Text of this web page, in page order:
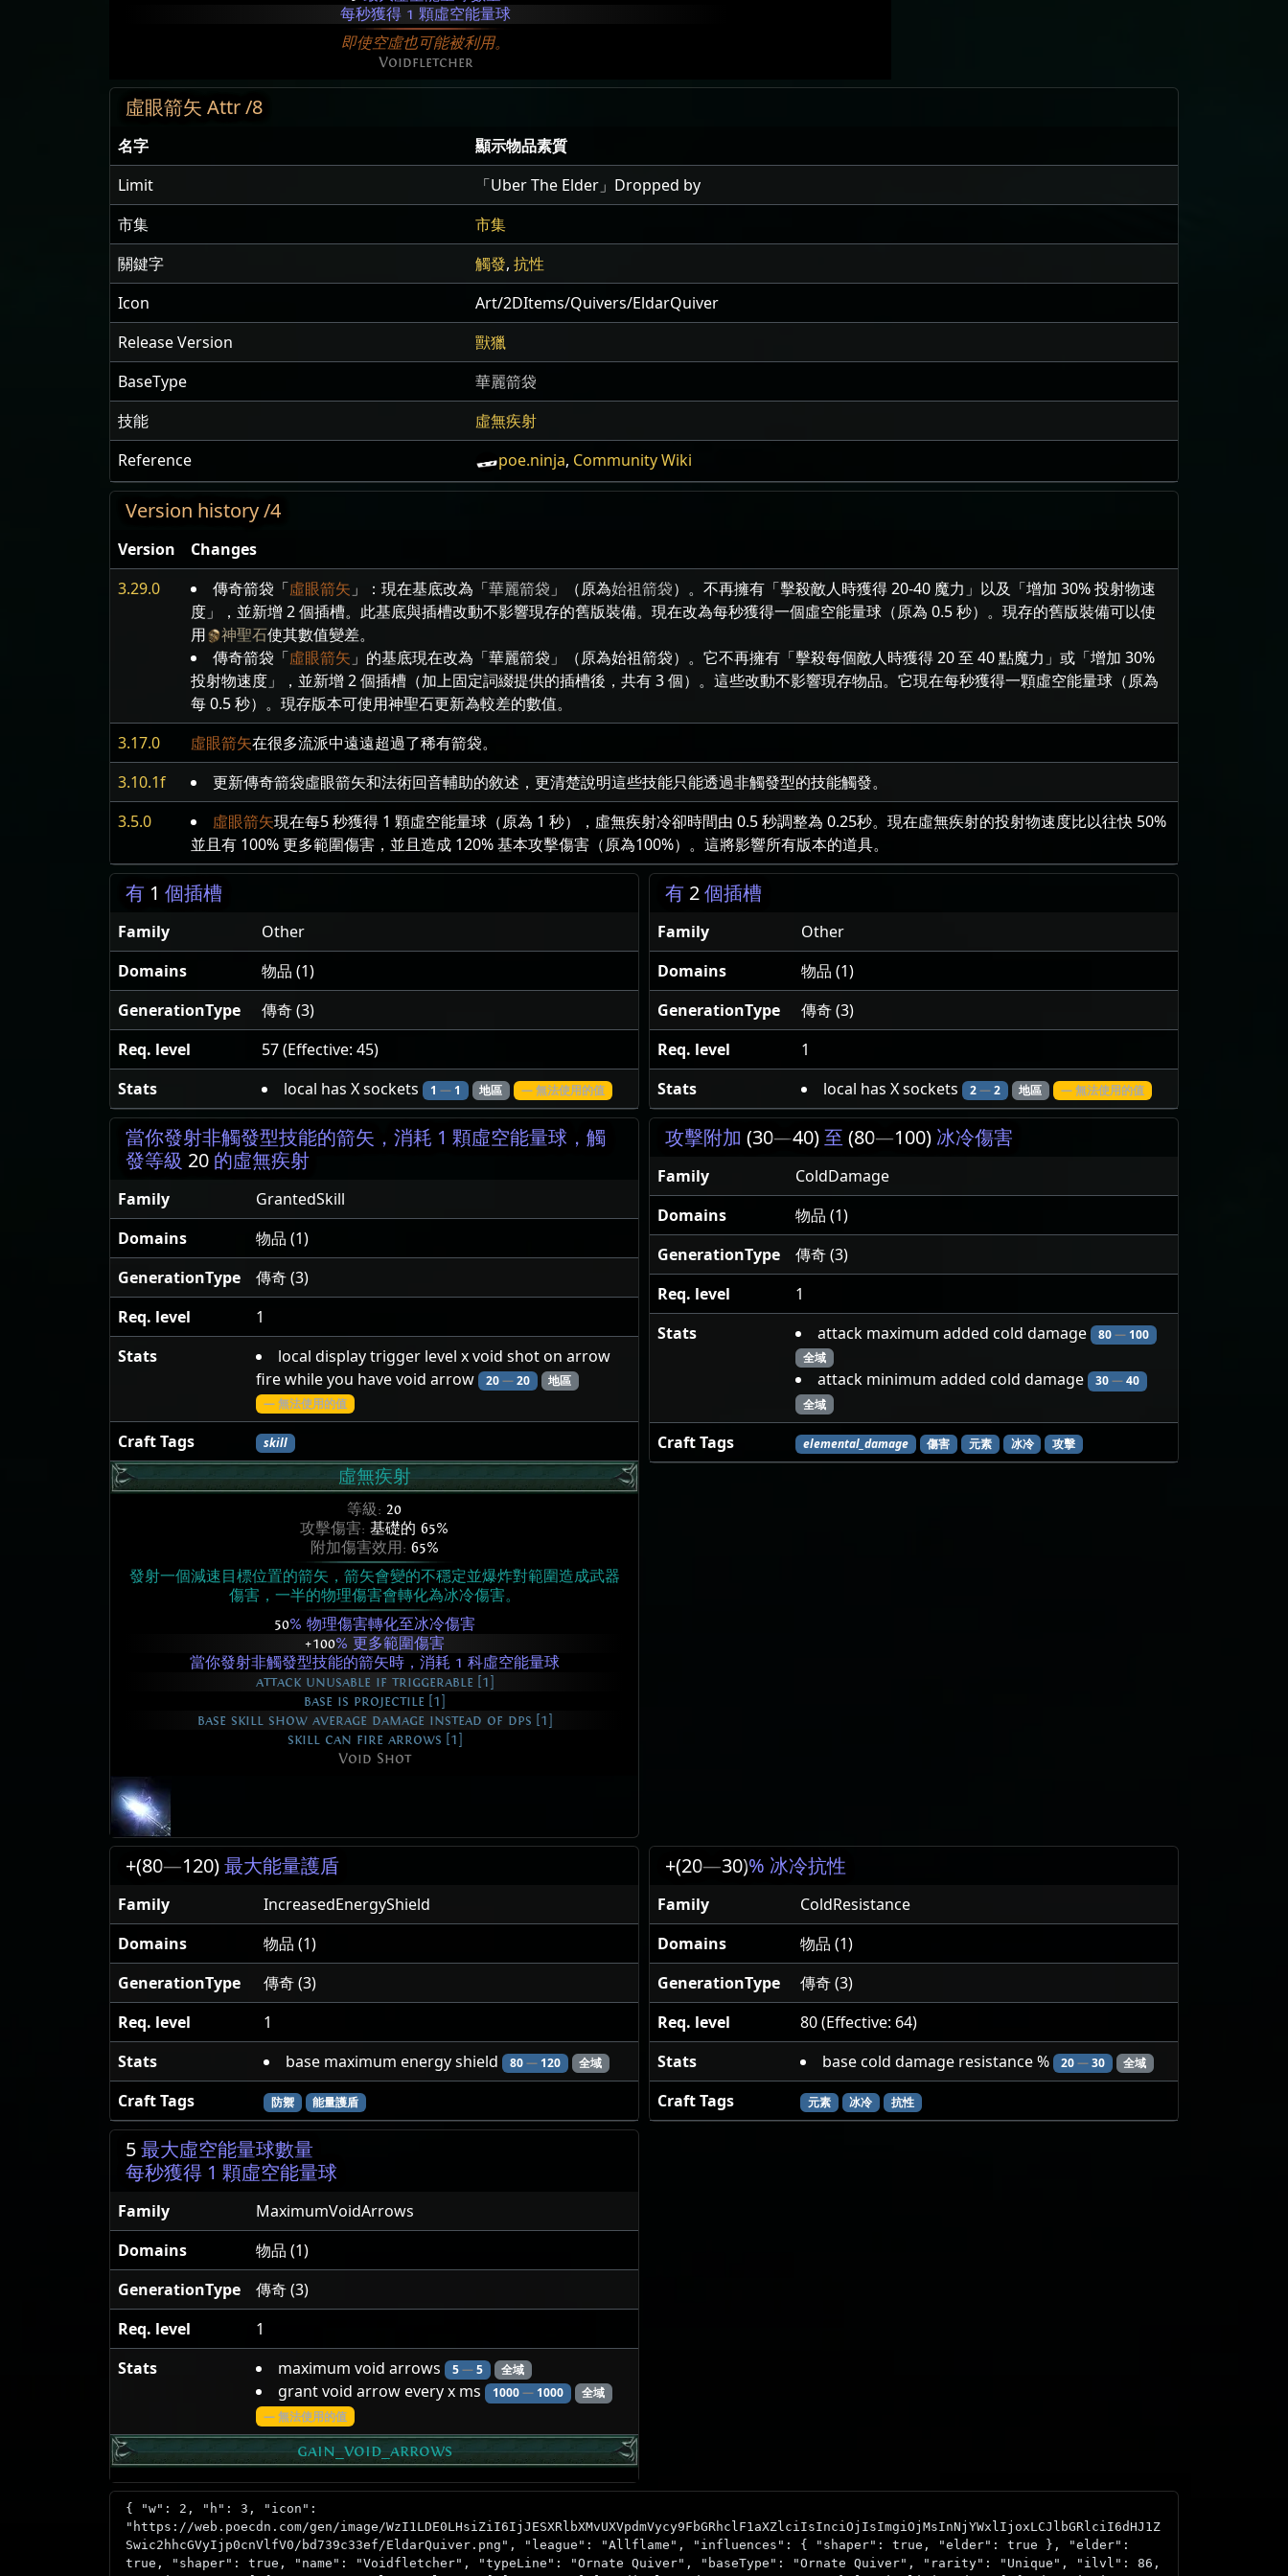
每秒獲得 1 顆虛空能量球
即使空虛也可能被利用。
Voidfletcher
虛眼箭矢 Attr /8
名字
顯示物品素質
Limit
「Uber The Elder」Dropped by
市集
市集
關鍵字
觸發, 抗性
Icon
Art/2DItems/Quivers/EldarQuiver
Release Version
獸獵
BaseType
華麗箭袋
技能
虛無疾射
Reference
poe.ninja, Community Wiki
Version history /4
Version
Changes
3.29.0
傳奇箭袋「虛眼箭矢 」：現在基底改為「華麗箭袋 」（原為始祖箭袋）。不再擁有「擊殺敵人時獲得 20-40 魔力」以及「增加 30% 投射物速
度」，並新增 2 個插槽。此基底與插槽改動不影響現存的舊版裝備。現在改為每秒獲得一個虛空能量球（原為 0.5 秒）。現存的舊版裝備可以使
用
神聖石使其數值變差。
傳奇箭袋「虛眼箭矢 」的基底現在改為「華麗箭袋」（原為始祖箭袋）。它不再擁有「擊殺每個敵人時獲得 20 至 40 點魔力」或「增加 30%
投射物速度」，並新增 2 個插槽（加上固定詞綴提供的插槽後，共有 3 個）。這些改動不影響現存物品。它現在每秒獲得一顆虛空能量球（原為
每 0.5 秒）。現存版本可使用神聖石更新為較差的數值。
3.17.0
虛眼箭矢在很多流派中遠遠超過了稀有箭袋。
3.10.1f
更新傳奇箭袋虛眼箭矢和法術回音輔助的敘述，更清楚說明這些技能只能透過非觸發型的技能觸發。
3.5.0
虛眼箭矢現在每5 秒獲得 1 顆虛空能量球（原為 1 秒），虛無疾射冷卻時間由 0.5 秒調整為 0.25秒。現在虛無疾射的投射物速度比以往快 50%
並且有 100% 更多範圍傷害，並且造成 120% 基本攻擊傷害（原為100%）。這將影響所有版本的道具。
有 1 個插槽
Family
Other
Domains
物品 (1)
GenerationType
傳奇 (3)
Req. level
57 (Effective: 45)
Stats
local has X sockets 1 —1 地區 — 無法使用的值
有 2個插槽
Family
Other
Domains
物品 (1)
GenerationType
傳奇 (3)
Req. level
1
Stats
local has X sockets 2—2 地區 — 無法使用的值
當你發射非觸發型技能的箭矢，消耗 1 顆虛空能量球，觸
發等級 20 的虛無疾射
Family
GrantedSkill
Domains
物品 (1)
GenerationType
傳奇 (3)
Req. level
1
Stats
local display trigger level x void shot on arrow
fire while you have void arrow
20—20
地區
— 無法使用的值
Craft Tags skill
虛無疾射
等級: 20
攻擊傷害: 基礎的 65%
附加傷害效用: 65%
發射一個減速目標位置的箭矢，箭矢會變的不穩定並爆炸對範圍造成武器
傷害，一半的物理傷害會轉化為冰冷傷害。
50% 物理傷害轉化至冰冷傷害
+100% 更多範圍傷害
當你發射非觸發型技能的箭矢時，消耗 1 科虛空能量球
attack unusable if triggerable [1]
base is projectile [1]
base skill show average damage instead of dps [1]
skill can fire arrows [1]
Void Shot
攻擊附加 (30—40)至 (80—100) 冰冷傷害
Family
ColdDamage
Domains
物品 (1)
GenerationType
傳奇 (3)
Req. level
1
Stats
attack maximum added cold damage 80—100
全域
attack minimum added cold damage 30—40
全域
Craft Tags elemental_damage 傷害 元素 冰冷 攻擊
+(80—120)最大能量護盾
Family
IncreasedEnergyShield
Domains
物品 (1)
GenerationType
傳奇 (3)
Req. level
1
Stats
base maximum energy shield 80—120 全域
Craft Tags 防禦 能量護盾
+(20—30)% 冰冷抗性
Family
ColdResistance
Domains
物品 (1)
GenerationType
傳奇 (3)
Req. level
80 (Effective: 64)
Stats
base cold damage resistance % 20—30 全域
Craft Tags 元素 冰冷 抗性
5最大虛空能量球數量
每秒獲得 1 顆虛空能量球
Family
MaximumVoidArrows
Domains
物品 (1)
GenerationType
傳奇 (3)
Req. level
1
Stats
maximum void arrows 5—5 全域
grant void arrow every x ms 1000—1000
全域
— 無法使用的值
gain_void_arrows
{ "w": 2, "h": 3, "icon":
"https://web.poecdn.com/gen/image/WzI1LDE0LHsiZiI6IjJESXRlbXMvUXVpdmVycy9FbGRhclF1aXZlciIsInciOjIsImgiOjMsInNjYWxlIjoxLCJlbGRlciI6dHJ1Z
Swic2hhcGVyIjp0cnVlfV0/bd739c33ef/EldarQuiver.png", "league": "Allflame", "influences": { "shaper": true, "elder": true }, "elder":
true, "shaper": true, "name": "Voidfletcher", "typeLine": "Ornate Quiver", "baseType": "Ornate Quiver", "rarity": "Unique", "ilvl": 86,